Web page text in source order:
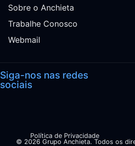
Sobre o Anchieta
Trabalhe Conosco
Webmail
Siga-nos nas redes
sociais
© 2026 Grupo Anchieta. Todos os
Política de Privacidade